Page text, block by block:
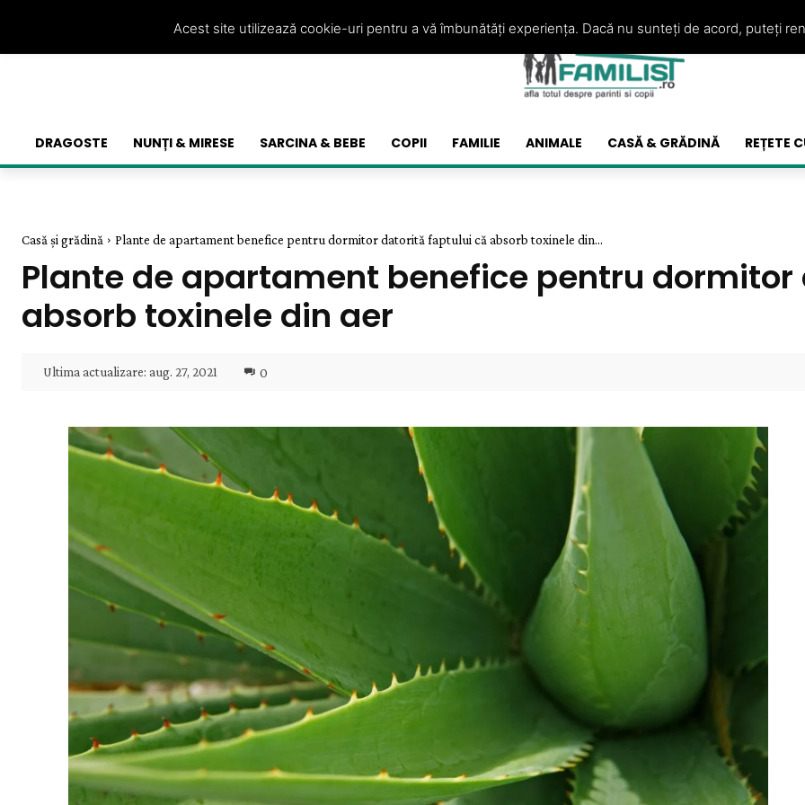
DRAGOSTE NUNȚI & MIRESE SARCINA & BEBE COPII FAMILIE ANIMALE CASĂ & GRĂDINĂ REȚETE
Casă și grădină Plante de apartament benefice pentru dormitor datorită faptului că absorb toxinele din...
Plante de apartament benefice pentru
absorb toxinele din aer
Ultima actualizare: aug. 27, 2021 0
Acest site utilizează cookie-uri pentru a vă îmbunătăți experiența. Dacă nu sunteți de acord, puteți